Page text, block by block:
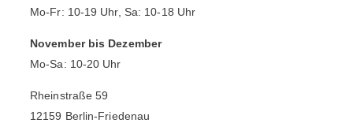
Mo-Fr: 10-19 Uhr, Sa: 10-18 Uhr
November bis Dezember
Mo-Sa: 10-20 Uhr
Rheinstraße 59
12159 Berlin-Friedenau